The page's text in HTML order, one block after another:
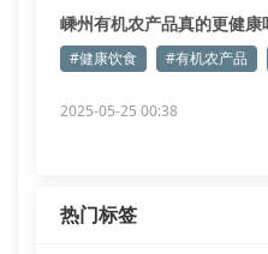
嵊州有机农产品真的更健
#健康饮食 #有机农产品
2025-05-25 00:38
热门标签